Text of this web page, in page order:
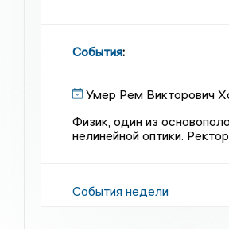
События:
Умер Рем Викторович
Физик, один из
нелинейной оптики.
События недели